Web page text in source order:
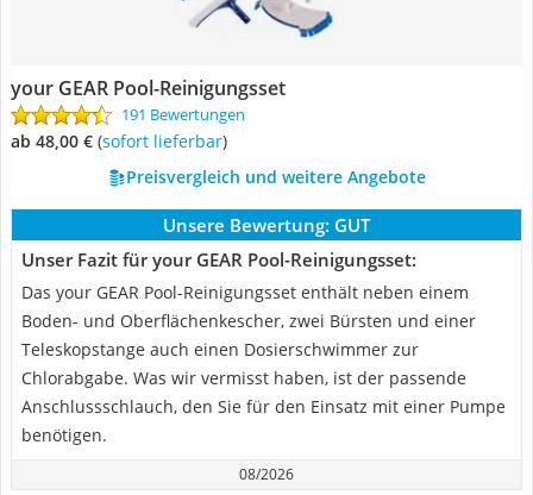
your GEAR Pool-Reinigungsset
191 Bewertungen
ab 48,00 € ( Sofort lieferbar)
Preisvergleich und weitere Angebote
Unsere Bewertung: GUT
Unser Fazit für your GEAR Pool-Reinigungsset:
Das your GEAR Pool-Reinigungsset enthält neben einem
Boden- und Oberflächenkescher, zwei Bürsten und einer
Teleskopstange auch einen Dosierschwimmer zur
Chlorabgabe. Was wir vermisst haben, ist der passende
Anschlussschlauch, den Sie für den Einsatz mit einer Pumpe
benötigen.
08/2026